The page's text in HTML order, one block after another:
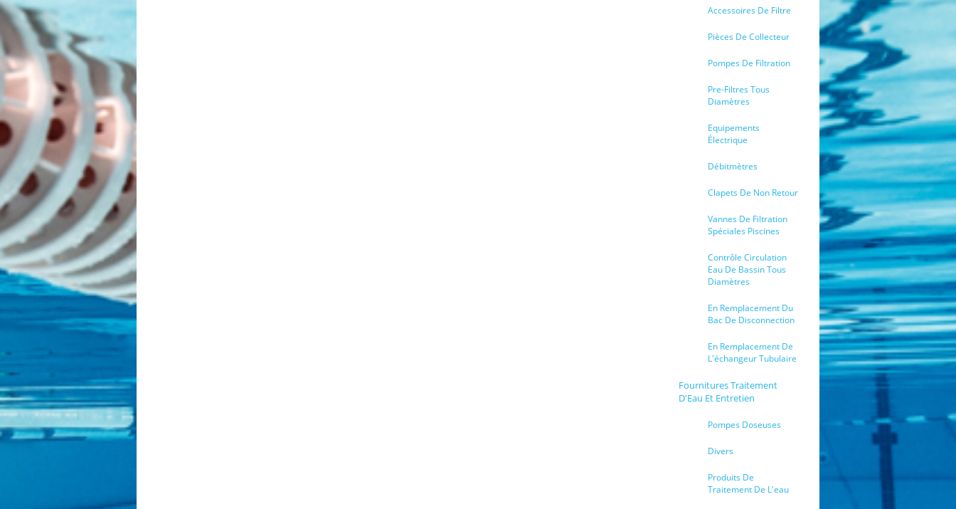
Accessoires De Filtre
Pièces De Collecteur
Pompes De Filtration
Pre-Filtres Tous
Diamètres
Equipements
Électrique
Débitmètres
Clapets De Non Retour
Vannes De Filtration
Spéciales Piscines
Contrôle Circulation
Eau De Bassin Tous
Diamètres
En Remplacement Du
Bac De Disconnection
En Remplacement De
L'échangeur Tubulaire
Fournitures Traitement
D'Eau Et Entretien
Pompes Doseuses
Divers
Produits De
Traitement De L'eau